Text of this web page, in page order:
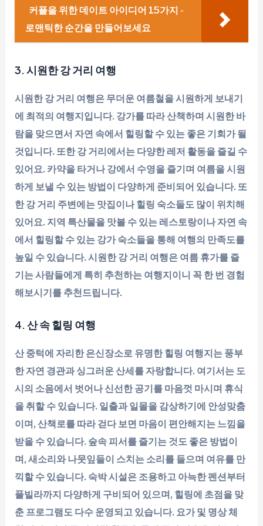
커플을 위한 데이트 아이디어 15가지 -
로맨틱한 순간을 만들어보세요
3. 시원한 강 거리 여행
시원한 강 거리 여행은 무더운 여름철을 시원하게 보내기
에 최적의 여행지입니다. 강가를 따라 산책하며 시원한 바
람을 맞으면서 자연 속에서 힐링할 수 있는 좋은 기회가 될
것입니다. 또한 강 거리에서는 다양한 레저 활동을 즐길 수
있어요. 카약을 타거나 강에서 수영을 즐기며 여름을 시원
하게 보낼 수 있는 방법이 다양하게 준비되어 있습니다. 또
한 강 거리 주변에는 맛집이나 힐링 숙소들도 많이 위치해
있어요. 지역 특산물을 맛볼 수 있는 레스토랑이나 자연 속
에서 힐링할 수 있는 강가 숙소들을 통해 여행의 만족도를
높일 수 있습니다. 시원한 강 거리 여행은 여름 휴가를 즐
기는 사람들에게 특히 추천하는 여행지이니 꼭 한 번 경험
해보시기를 추천드립니다.
4. 산 속 힐링 여행
산 중턱에 자리한 은신장소로 유명한 힐링 여행지는 풍부
한 자연 경관과 싱그러운 산세를 자랑합니다. 여기서는 도
시의 소음에서 벗어나 신선한 공기를 마음껏 마시며 휴식
을 취할 수 있습니다. 일출과 일몰을 감상하기에 안성맞춤
이며, 산책로를 따라 걷다 보면 마음이 편안해지는 느낌을
받을 수 있습니다. 숲속 피서를 즐기는 것도 좋은 방법이
며, 새소리와 나뭇잎들이 스치는 소리를 들으며 여유를 만
끽할 수 있습니다. 숙박 시설은 조용하고 아늑한 펜션부터
풀빌라까지 다양하게 구비되어 있으며, 힐링에 초점을 맞
춘 프로그램도 다수 운영되고 있습니다. 요가 및 명상 체